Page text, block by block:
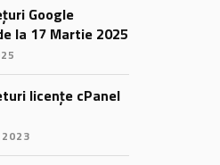
Google
la 17 Martie 2025
licențe cPanel
2023